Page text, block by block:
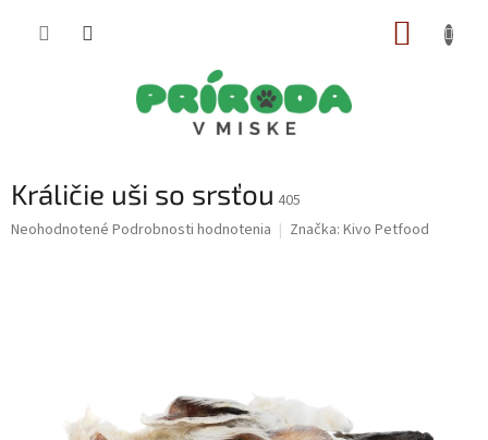
Králičie uši so srsťou 405
Priemerné
Neohodnotené Podrobnosti hodnotenia Značka: Kivo Petfood